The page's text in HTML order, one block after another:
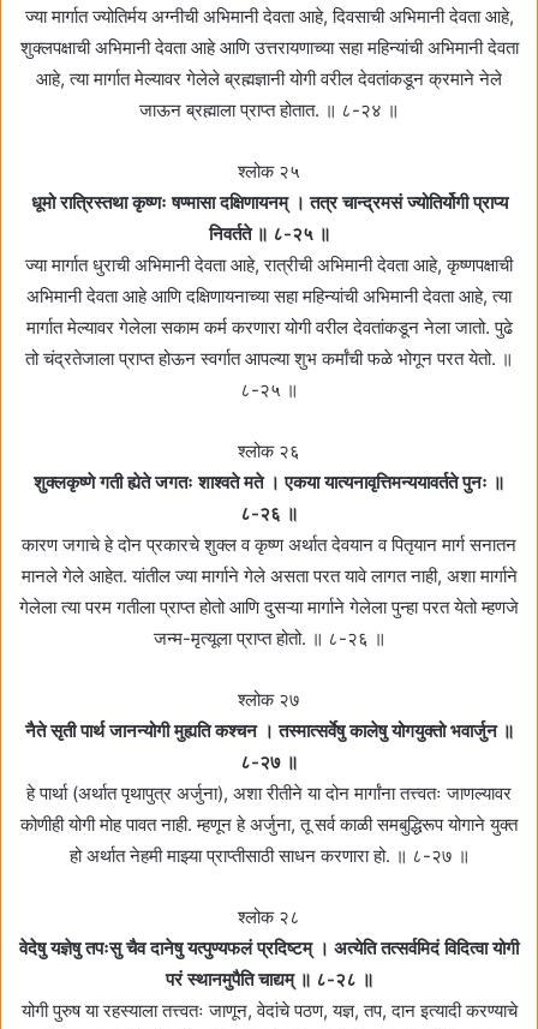
ज्या मार्गात ज्योतिर्मय अग्नीची अभिमानी देवता आहे, दिवसाची अभिमानी देवता आहे,
शुक्लपक्षाची अभिमानी देवता आहे आणि उत्तरायणाच्या सहा महिन्यांची अभिमानी देवता
आहे, त्या मार्गात मेल्यावर गेलेले ब्रह्मज्ञानी योगी वरील देवतांकडून क्रमाने नेले
जाऊन ब्रह्माला प्राप्त होतात. ॥ ८-२४ ॥
श्लोक २५
धूमो रात्रिस्तथा कृष्णः षण्मासा दक्षिणायनम्‌ । तत्र चान्द्रमसं ज्योतिर्योगी प्राप्य
निवर्तते ॥ ८-२५ ॥
ज्या मार्गात धुराची अभिमानी देवता आहे, रात्रीची अभिमानी देवता आहे, कृष्णपक्षाची
अभिमानी देवता आहे आणि दक्षिणायनाच्या सहा महिन्यांची अभिमानी देवता आहे, त्या
मार्गात मेल्यावर गेलेला सकाम कर्म करणारा योगी वरील देवतांकडून नेला जातो. पुढे
तो चंद्रतेजाला प्राप्त होऊन स्वर्गात आपल्या शुभ कर्मांची फळे भोगून परत येतो. ॥
८-२५ ॥
श्लोक २६
शुक्लकृष्णे गती ह्येते जगतः शाश्वते मते । एकया यात्यनावृत्तिमन्ययावर्तते पुनः ॥
८-२६ ॥
कारण जगाचे हे दोन प्रकारचे शुक्ल व कृष्ण अर्थात देवयान व पितृयान मार्ग सनातन
मानले गेले आहेत. यांतील ज्या मार्गाने गेले असता परत यावे लागत नाही, अशा मार्गाने
गेलेला त्या परम गतीला प्राप्त होतो आणि दुसऱ्या मार्गाने गेलेला पुन्हा परत येतो म्हणजे
जन्म-मृत्यूला प्राप्त होतो. ॥ ८-२६ ॥
श्लोक २७
नैते सृती पार्थ जानन्योगी मुह्यति कश्चन । तस्मात्सर्वेषु कालेषु योगयुक्तो भवार्जुन ॥
८-२७ ॥
हे पार्था (अर्थात पृथापुत्र अर्जुना), अशा रीतीने या दोन मार्गांना तत्त्वतः जाणल्यावर
कोणीही योगी मोह पावत नाही. म्हणून हे अर्जुना, तू सर्व काळी समबुद्धिरूप योगाने युक्त
हो अर्थात नेहमी माझ्या प्राप्तीसाठी साधन करणारा हो. ॥ ८-२७ ॥
श्लोक २८
वेदेषु यज्ञेषु तपःसु चैव दानेषु यत्पुण्यफलं प्रदिष्टम्‌ । अत्येति तत्सर्वमिदं विदित्वा योगी
परं स्थानमुपैति चाद्यम्‌ ॥ ८-२८ ॥
योगी पुरुष या रहस्याला तत्त्वतः जाणून, वेदांचे पठण, यज्ञ, तप, दान इत्यादी करण्याचे